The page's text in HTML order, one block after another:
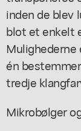
inden de blev
blot et enkelt
Mulighederne
én
tredje
Mikrobølger